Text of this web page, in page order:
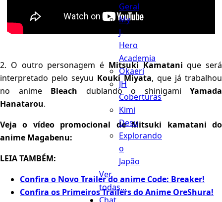
Geral
My
J-
Hero
Academia
Okaeri
JH
Coberturas
Kimi
Desu
Explorando
o
Japão
Ver
todas...
2. O outro personagem é Mitsuki Kamatani que será
interpretado pelo seyuu Kouki Miyata, que já trabalhou
no anime Bleach dublando o shinigami Yamada
Hanatarou.
Veja o vídeo promocional de Mitsuki kamatani do
anime Magabenu:
LEIA TAMBÉM:
Confira o Novo Trailer do anime Code: Breaker!
Confira os Primeiros Trailers do Anime OreShura!